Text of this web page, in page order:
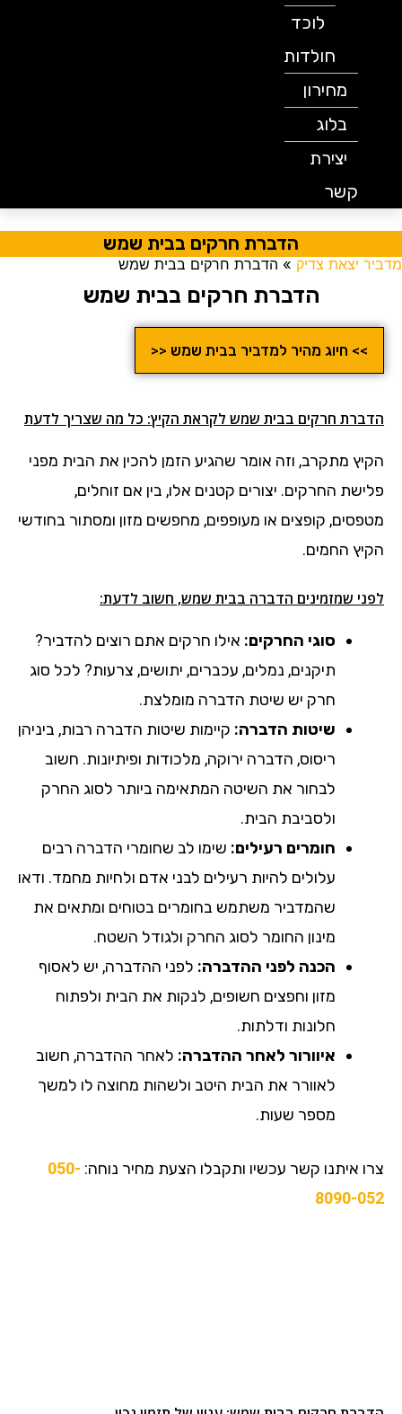
לוכד
חולדות
מחירון
בלוג
יצירת
קשר
הדברת חרקים בבית שמש
מדביר יצאת צדיק » הדברת חרקים בבית שמש
הדברת חרקים בבית שמש
>> חיוג מהיר למדביר בבית שמש <<
הדברת חרקים בבית שמש לקראת הקיץ: כל מה שצריך לדעת
הקיץ מתקרב, וזה אומר שהגיע הזמן להכין את הבית מפני
פלישת החרקים. יצורים קטנים אלו, בין אם זוחלים,
מטפסים, קופצים או מעופפים, מחפשים מזון ומסתור בחודשי
הקיץ החמים.
לפני שמזמינים הדברה בבית שמש, חשוב לדעת:
סוגי החרקים: אילו חרקים אתם רוצים להדביר?
תיקנים, נמלים, עכברים, יתושים, צרעות? לכל סוג
חרק יש שיטת הדברה מומלצת.
שיטות הדברה: קיימות שיטות הדברה רבות, ביניהן
ריסוס, הדברה ירוקה, מלכודות ופיתיונות. חשוב
לבחור את השיטה המתאימה ביותר לסוג החרק
ולסביבת הבית.
חומרים רעילים: שימו לב שחומרי הדברה רבים
עלולים להיות רעילים לבני אדם ולחיות מחמד. ודאו
שהמדביר משתמש בחומרים בטוחים ומתאים את
מינון החומר לסוג החרק ולגודל השטח.
הכנה לפני ההדברה: לפני ההדברה, יש לאסוף
מזון וחפצים חשופים, לנקות את הבית ולפתוח
חלונות ודלתות.
איוורור לאחר ההדברה: לאחר ההדברה, חשוב
לאוורר את הבית היטב ולשהות מחוצה לו למשך
מספר שעות.
צרו איתנו קשר עכשיו ותקבלו הצעת מחיר נוחה: 050-
8090-052